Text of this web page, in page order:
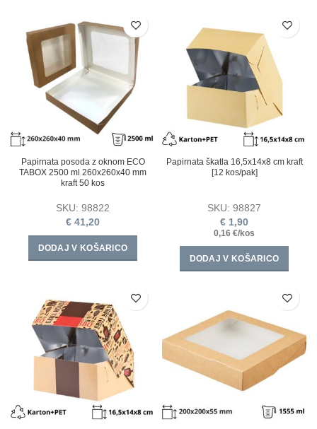
Papirnata posoda z oknom ECO
TABOX 2500 ml 260x260x40 mm
kraft 50 kos
SKU: 98822
€ 41,20
DODAJ V KOŠARICO
Papirnata škatla 16,5х14х8 cm kraft
[12 kos/pak]
SKU: 98827
€ 1,90
0,16 €/kos
DODAJ V KOŠARICO